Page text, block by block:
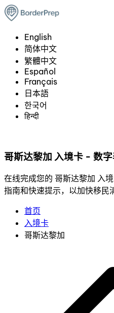
English
简体中文
繁體中文
Español
Français
日本語
한국어
हिन्दी
哥斯达黎加 入境卡 - 数
在线完成您的 哥斯达黎加 入
指南和快速提示，以加快移民
首页
入境卡
哥斯达黎加